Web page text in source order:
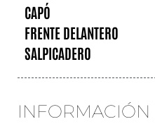
CAPÓ
FRENTE DELANTERO
SALPICADERO
INFORMACIÓN